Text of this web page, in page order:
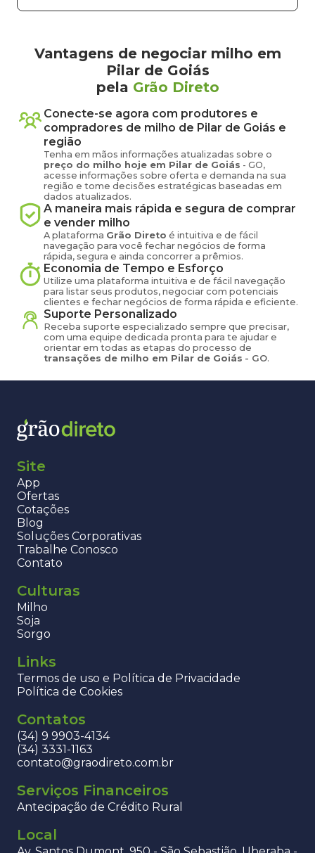
Vantagens de negociar milho em
Pilar de Goiás
pela Grão Direto
Conecte-se agora com produtores e
compradores de milho de Pilar de Goiás e
região
Tenha em mãos informações atualizadas sobre o
preço do milho hoje em Pilar de Goiás - GO,
acesse informações sobre oferta e demanda na sua
região e tome decisões estratégicas baseadas em
dados atualizados.
A maneira mais rápida e segura de comprar
e vender milho
A plataforma Grão Direto é intuitiva e de fácil
navegação para você fechar negócios de forma
rápida, segura e ainda concorrer a prêmios.
Economia de Tempo e Esforço
Utilize uma plataforma intuitiva e de fácil navegação
para listar seus produtos, negociar com potenciais
clientes e fechar negócios de forma rápida e eficiente.
Suporte Personalizado
Receba suporte especializado sempre que precisar,
com uma equipe dedicada pronta para te ajudar e
orientar em todas as etapas do processo de
transações de milho em Pilar de Goiás - GO.
Site
App
Ofertas
Cotações
Blog
Soluções Corporativas
Trabalhe Conosco
Contato
Culturas
Milho
Soja
Sorgo
Links
Termos de uso e Política de Privacidade
Política de Cookies
Contatos
(34) 9 9903-4134
(34) 3331-1163
contato@graodireto.com.br
Serviços Financeiros
Antecipação de Crédito Rural
Local